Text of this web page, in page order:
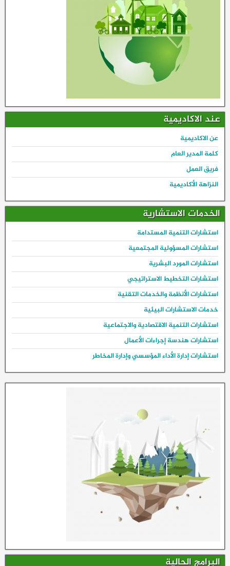
عند الاكاديمية
عن الاكاديمية
كلمة المدير العام
فريق العمل
النزاهة الأكاديمية
الخدمات الاستشارية
استشارات التنمية المستدامة
استشارات المسؤولية المجتمعية
استشارات المورد البشرية
استشارات التخطيط الاستراتيجي
استشارات الأنظمة والخدمات التقنية
خدمات الاستشارات البيئية
استشارات التنمية الاقتصادية والاجتماعية
استشارات هندسة إجراءات الأعمال
استشارات إدارة الأداء المؤسسي وإدارة المخاطر
البرامج الحالية